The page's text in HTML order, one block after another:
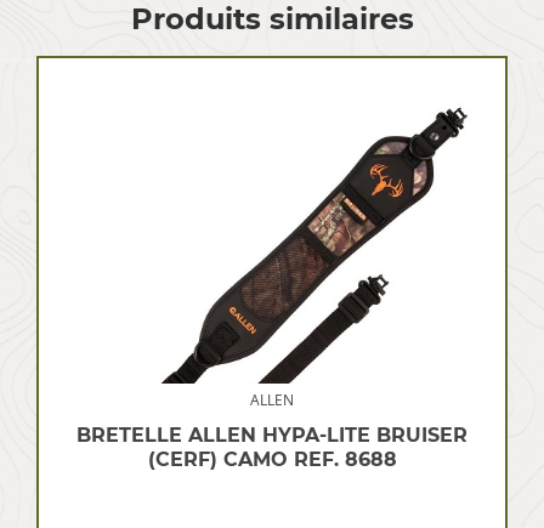
Produits similaires
ALLEN
BRETELLE ALLEN HYPA-LITE BRUISER
(CERF) CAMO REF. 8688